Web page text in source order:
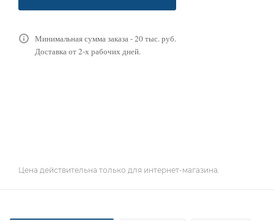
Минимальная сумма заказа - 20 тыс. руб.
Доставка от 2-х рабочих дней.
Цена действительна только для интернет-магазина.